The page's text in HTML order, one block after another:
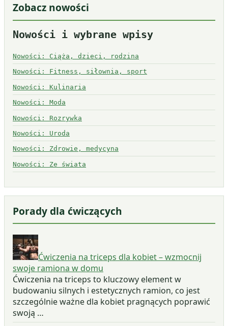
Zobacz nowości
Nowości i wybrane wpisy
Nowości: Ciąża, dzieci, rodzina
Nowości: Fitness, siłownia, sport
Nowości: Kulinaria
Nowości: Moda
Nowości: Rozrywka
Nowości: Uroda
Nowości: Zdrowie, medycyna
Nowości: Ze świata
Porady dla ćwiczących
Ćwiczenia na triceps dla kobiet – wzmocnij
swoje ramiona w domu
Ćwiczenia na triceps to kluczowy element w
budowaniu silnych i estetycznych ramion, co jest
szczególnie ważne dla kobiet pragnących poprawić
swoją …